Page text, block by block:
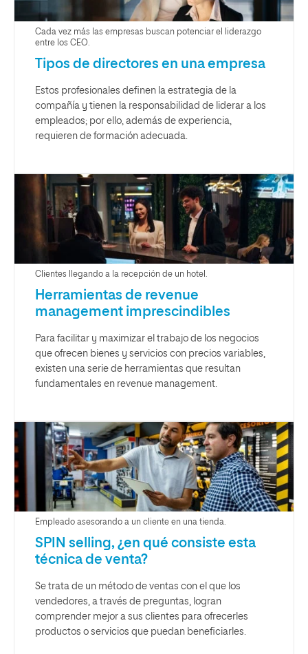
Cada vez más las empresas buscan potenciar el liderazgo
entre los CEO.
Tipos de directores en una empresa
Estos profesionales definen la estrategia de la
compañía y tienen la responsabilidad de liderar a los
empleados; por ello, además de experiencia,
requieren de formación adecuada.
Clientes llegando a la recepción de un hotel.
Herramientas de revenue
management imprescindibles
Para facilitar y maximizar el trabajo de los negocios
que ofrecen bienes y servicios con precios variables,
existen una serie de herramientas que resultan
fundamentales en revenue management.
Empleado asesorando a un cliente en una tienda.
SPIN selling, ¿en qué consiste esta
técnica de venta?
Se trata de un método de ventas con el que los
vendedores, a través de preguntas, logran
comprender mejor a sus clientes para ofrecerles
productos o servicios que puedan beneficiarles.